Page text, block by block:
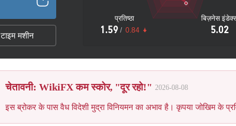
टाइम मशीन
प्रतिष्ठा
1.59 / 0.84
बिज़नेस
5.02
चेतावनी: WikiFX कम स्कोर, "दूर रहो!" 2026-08-08
इस ब्रोकर के पास वैध विदेशी मुद्रा विनियमन का अभाव है। कृपया जोखिम के